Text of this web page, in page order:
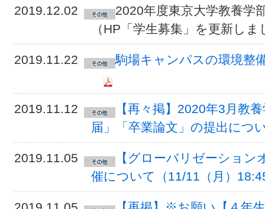
2019.12.02
2020年度東京大学教養学
（HP「学生募集」を更新し
2019.11.22 駒場キャンパスの環境整
2019.11.12
【再々掲】2020年3月教
届」「卒業論文」の提出につ
2019.11.05
【グローバリゼーショ
催について（11/11（月）